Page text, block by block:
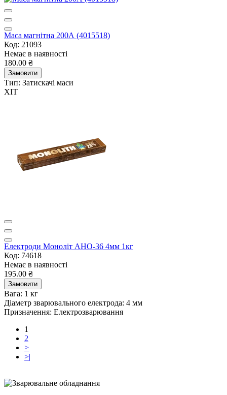
Маса магнітна 200А (4015518)
Код: 21093
Немає в наявності
180.00 ₴
Замовити
Тип: Затискачі маси
ХІТ
Електроди Моноліт АНО-36 4мм 1кг
Код: 74618
Немає в наявності
195.00 ₴
Замовити
Вага: 1 кг
Діаметр зварювального електрода: 4 мм
Призначення: Електрозварювання
1
2
>
>|